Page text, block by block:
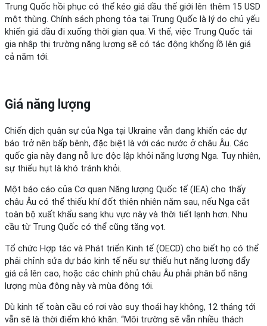
Trung Quốc hồi phục có thể kéo giá dầu thế giới lên thêm 15 USD
một thùng. Chính sách phong tỏa tại Trung Quốc là lý do chủ yếu
khiến giá dầu đi xuống thời gian qua. Vì thế, việc Trung Quốc tái
gia nhập thị trường năng lượng sẽ có tác động khổng lồ lên giá
cả năm tới.
Giá năng lượng
Chiến dịch quân sự của Nga tại Ukraine vẫn đang khiến các dự
báo trở nên bấp bênh, đặc biệt là với các nước ở châu Âu. Các
quốc gia này đang nỗ lực độc lập khỏi năng lượng Nga. Tuy nhiên,
sự thiếu hụt là khó tránh khỏi.
Một báo cáo của Cơ quan Năng lượng Quốc tế (IEA) cho thấy
châu Âu có thể thiếu khí đốt thiên nhiên năm sau, nếu Nga cắt
toàn bộ xuất khẩu sang khu vực này và thời tiết lạnh hơn. Nhu
cầu từ Trung Quốc có thể cũng tăng vọt.
Tổ chức Hợp tác và Phát triển Kinh tế (OECD) cho biết họ có thể
phải chỉnh sửa dự báo kinh tế nếu sự thiếu hụt năng lượng đẩy
giá cả lên cao, hoặc các chính phủ châu Âu phải phân bổ năng
lượng mùa đông này và mùa đông tới.
Dù kinh tế toàn cầu có rơi vào suy thoái hay không, 12 tháng tới
vẫn sẽ là thời điểm khó khăn. “Môi trường sẽ vẫn nhiều thách